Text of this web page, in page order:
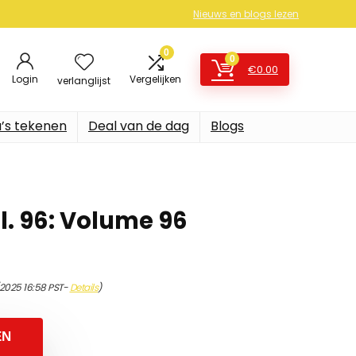
Nieuws en blogs lezen
Login verlanglijst
0
Vergelijken
0
€0.00
tekenen Deal van de dag Blogs
96: Volume 96
16:58 PST-Details)